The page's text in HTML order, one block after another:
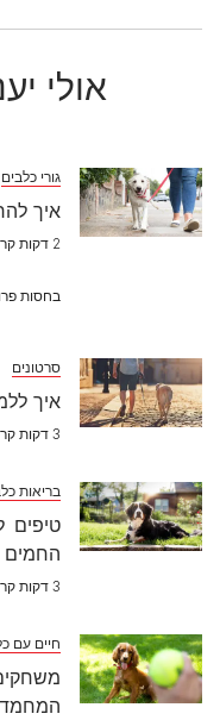
אולי
גורי כלבים
איך
2 דקות קריאה
בחסות
סרטונים
איך
3 דקות קריאה
בריאות
טיפים
החמים
3 דקות קריאה
חיים עם